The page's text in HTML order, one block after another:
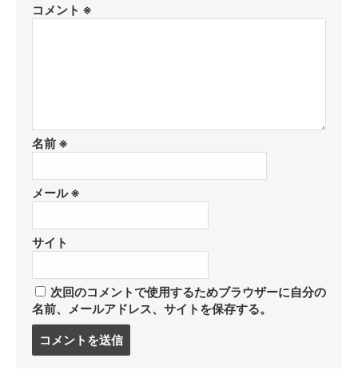
コメント ※
名前 ※
メール※
サイト
次回のコメントで使用するためブラウザーに自分の
名前、メールアドレス、サイトを保存する。